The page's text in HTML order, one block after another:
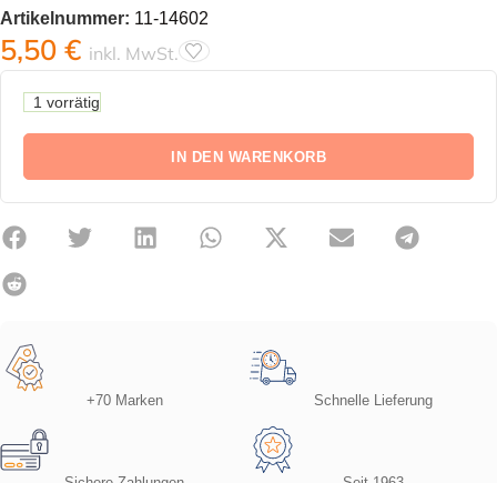
Artikelnummer: 11-14602
5,50 € inkl. MwSt.
1 vorrätig
IN DEN WARENKORB
+70 Marken Schnelle Lieferung